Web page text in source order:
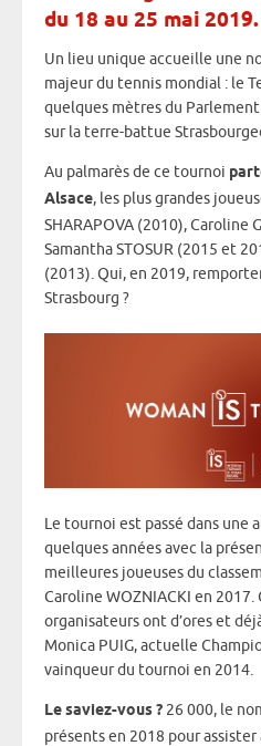
du 18 au 25 mai 2019.
Un lieu unique accueille une
majeur du tennis mondial : le
quelques mètres du
sur la terre-battue
Au palmarès de ce tournoi
Alsace, les plus grandes
SHARAPOVA (2010), Caroline
Samantha STOSUR (2015 et
(2013). Qui, en 2019,
Strasbourg ?
Le tournoi est passé dans une
quelques années avec la
meilleures joueuses du
Caroline WOZNIACKI en
organisateurs ont d’ores et
Monica PUIG, actuelle
vainqueur du tournoi en 2014.
Le saviez-vous ? 26 000, le
présents en 2018 pour assister